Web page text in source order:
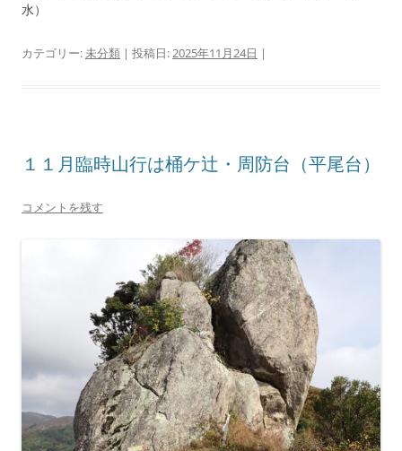
水）
カテゴリー:未分類 | 投稿日:2025年11月24日 |
１１月臨時山行は桶ケ辻・周防台（平尾台）
コメントを残す